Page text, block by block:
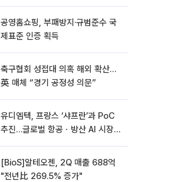
공영홈쇼핑, 부패방지·규범준수 국
제표준 인증 획득
축구협회 성접대 의혹 해외 확산…
英 매체 “경기 공정성 의문”
유디엠텍, 프랑스 ‘샤프란’과 PoC
추진…글로벌 항공ㆍ방산 AI 시장
[BioS]알테오젠, 2Q 매출 688억
"전년比 269.5% 증가"